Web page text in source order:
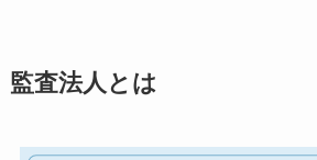
監査法人とは